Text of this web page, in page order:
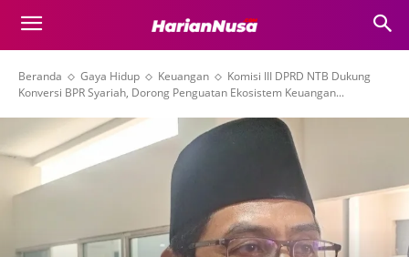
Beranda Gaya Hidup Keuangan
Komisi III DPRD NTB Dukung
Konversi BPR Syariah, Dorong Penguatan Ekosistem Keuangan...